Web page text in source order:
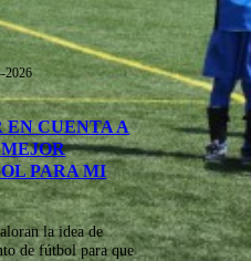
2026
EN CUENTA A
PARA MI
la idea de
de fútbol para que